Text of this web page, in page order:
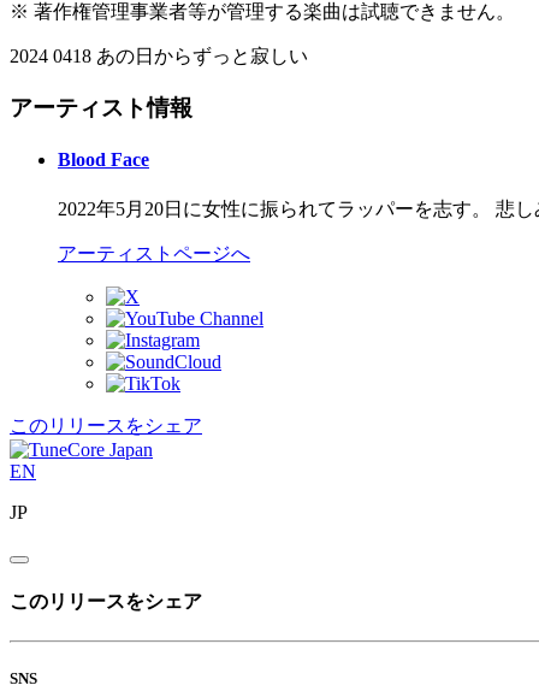
※ 著作権管理事業者等が管理する楽曲は試聴できません。
2024 0418 あの日からずっと寂しい
アーティスト情報
Blood Face
2022年5月20日に女性に振られてラッパーを志す。 悲
アーティストページへ
このリリースをシェア
EN
JP
このリリースをシェア
SNS